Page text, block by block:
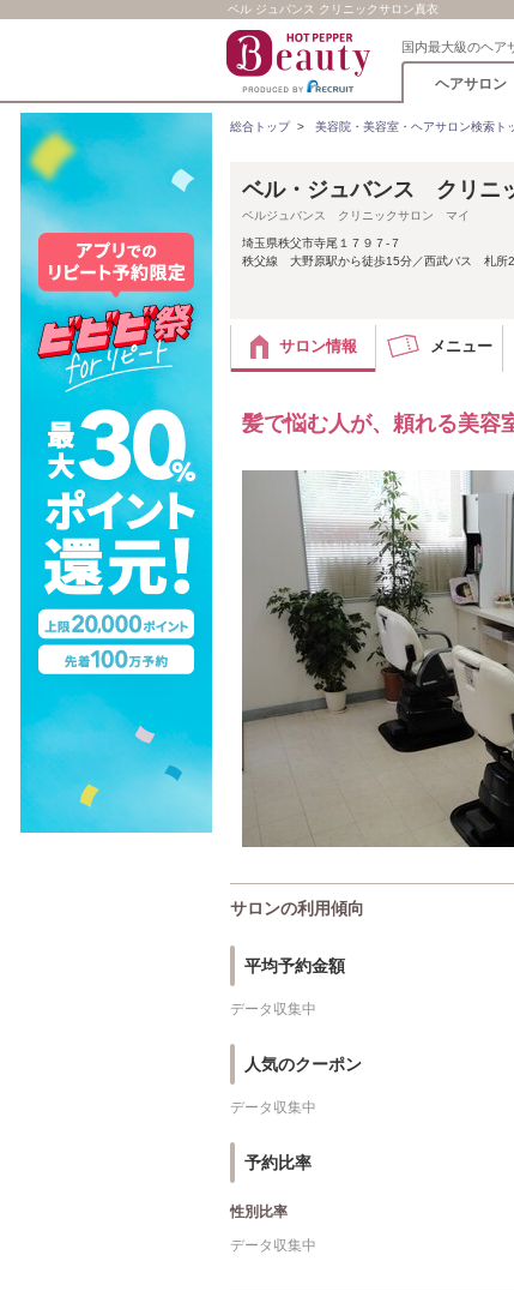
ベル ジュバンス クリニックサロン真衣
国内最大級のヘア
ヘアサロン
総合トップ> 美容院・美容室・ヘアサロン検索ト
ベル・ジュバンス クリニ
ベルジュバンス クリニックサロン マイ
埼玉県秩父市寺尾１７９７‐７
秩父線 大野原駅から徒歩15分／西武バス 札所
サロン情報 メニュー
髪で悩む人が、頼れる美容
サロンの利用傾向
平均予約金額
データ収集中
人気のクーポン
データ収集中
予約比率
性別比率
データ収集中